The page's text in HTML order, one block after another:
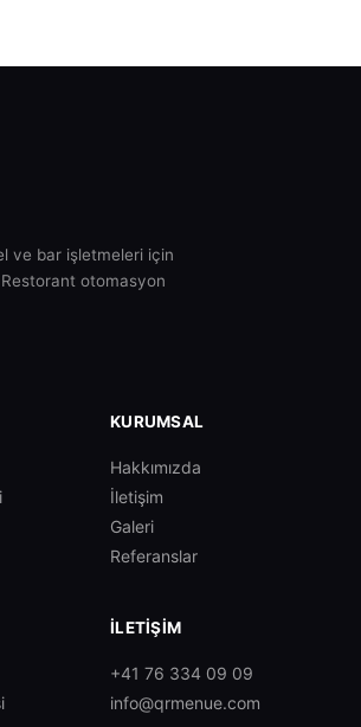
ve bar işletmeleri için
otomasyon
KURUMSAL
Hakkımızda
İletişim
Galeri
Referanslar
İLETIŞIM
+41 76 334 09 09
info@qrmenue.com